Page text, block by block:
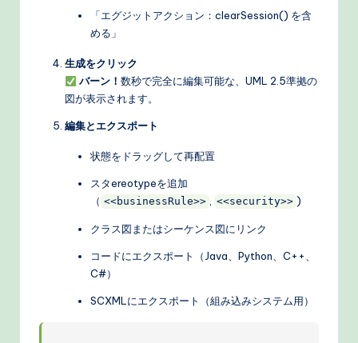
「エグジットアクション：clearSession() を含
める」
生成をクリック
バーン！ 数秒で完全に編集可能な、UML 2.5準拠の
図が表示されます。
編集とエクスポート
状態をドラッグして再配置
スタereotypeを追加
（ <<businessRule>> , <<security>> )
クラス図またはシーケンス図にリンク
コードにエクスポート（Java、Python、C++、
C#）
SCXMLにエクスポート（組み込みシステム用）